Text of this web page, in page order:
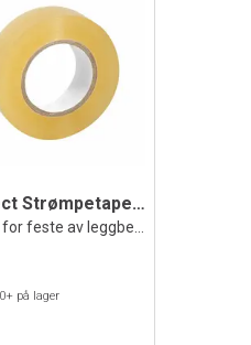
Select Strømpetape for fotball klar
på lager